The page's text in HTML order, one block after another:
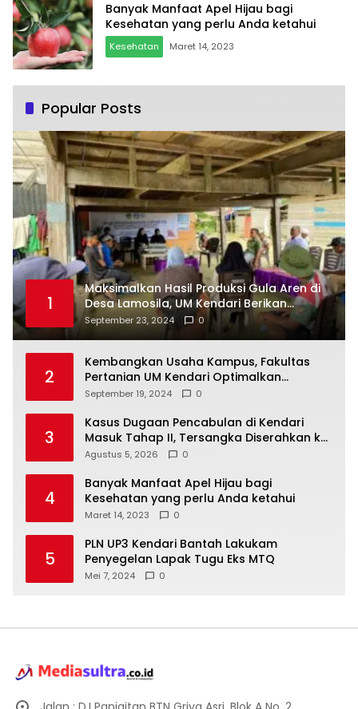
Banyak Manfaat Apel Hijau bagi
Kesehatan yang perlu Anda ketahui
Kesehatan Maret 14, 2023
Popular Posts
1
Maksimalkan Hasil Produksi Gula Aren di
Desa Lamosila, UM Kendari Berikan
Bantuan Alat Produksi Modern
September 23, 2024 0
2
Kembangkan Usaha Kampus, Fakultas
Pertanian UM Kendari Optimalkan
Laboratorium Lapangan Agribisnis
September 19, 2024 0
3
Kasus Dugaan Pencabulan di Kendari
Masuk Tahap II, Tersangka Diserahkan ke
Kejaksaan
Agustus 5, 2026 0
4
Banyak Manfaat Apel Hijau bagi
Kesehatan yang perlu Anda ketahui
Maret 14, 2023 0
5
PLN UP3 Kendari Bantah Lakukam
Penyegelan Lapak Tugu Eks MTQ
Mei 7, 2024 0